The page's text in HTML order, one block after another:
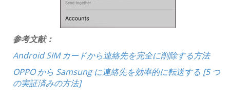
参考文献：
Android SIM カードから連絡先を完全に削除する方法
OPPO から Samsung に連絡先を効率的に転送する [5 つ
の実証済みの方法]